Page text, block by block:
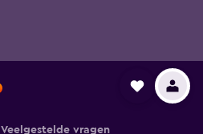
Veelgestelde vragen